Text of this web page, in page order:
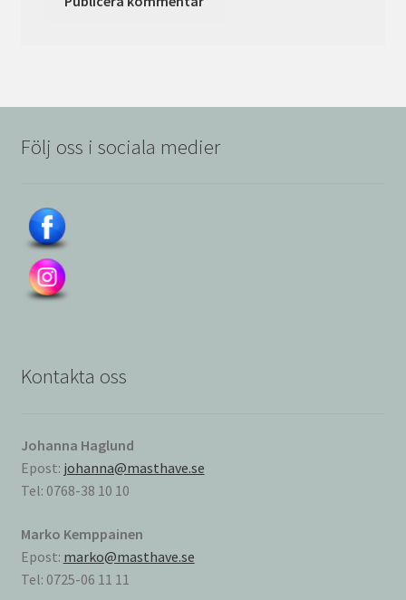
Följ oss i sociala medier
Kontakta oss
Johanna Haglund
Epost: johanna@masthave.se
Tel: 0768-38 10 10
Marko Kemppainen
Epost: marko@masthave.se
Tel: 0725-06 11 11